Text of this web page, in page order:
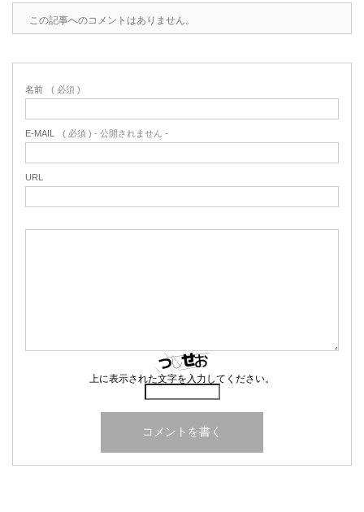
この記事へのコメントはありません。
名前 ( 必須 )
E-MAIL ( 必須 ) - 公開されません -
URL
上に表示された文字を入力してください。